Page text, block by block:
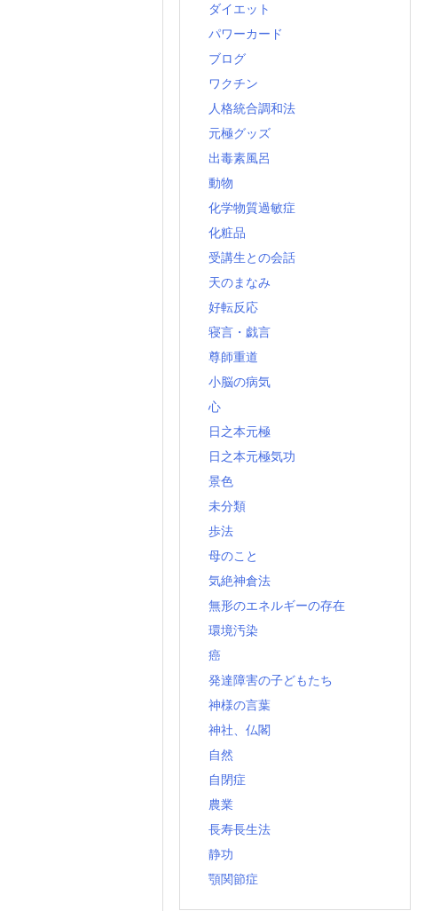
ダイエット
パワーカード
ブログ
ワクチン
人格統合調和法
元極グッズ
出毒素風呂
動物
化学物質過敏症
化粧品
受講生との会話
天のまなみ
好転反応
寝言・戯言
尊師重道
小脳の病気
心
日之本元極
日之本元極気功
景色
未分類
歩法
母のこと
気絶神倉法
無形のエネルギーの存在
環境汚染
癌
発達障害の子どもたち
神様の言葉
神社、仏閣
自然
自閉症
農業
長寿長生法
静功
顎関節症